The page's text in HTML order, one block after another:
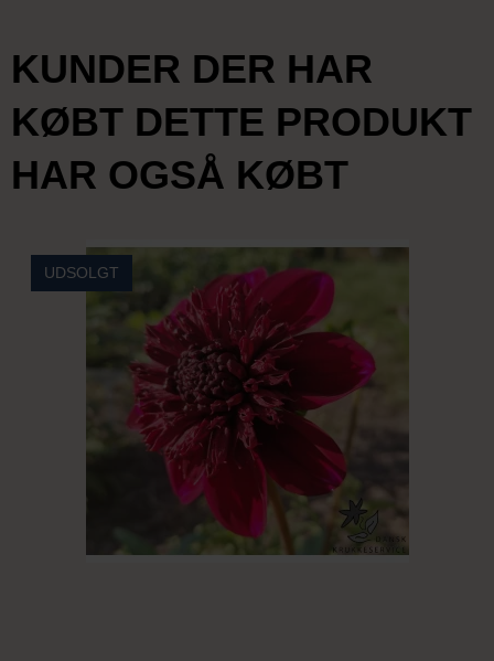
KUNDER DER HAR
KØBT DETTE PRODUKT
HAR OGSÅ KØBT
UDSOLGT